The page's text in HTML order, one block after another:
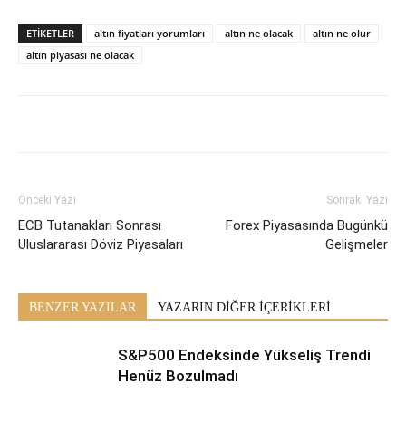
ETİKETLER altın fiyatları yorumları altın ne olacak
altın ne olur
altın piyasası ne olacak
Önceki Yazı
ECB Tutanakları Sonrası
Uluslararası Döviz Piyasaları
Sonraki Yazı
Forex Piyasasında Bugünkü
Gelişmeler
BENZER YAZILAR YAZARIN DİĞER İÇERİKLERİ
S&P500 Endeksinde Yükseliş Trendi
Henüz Bozulmadı